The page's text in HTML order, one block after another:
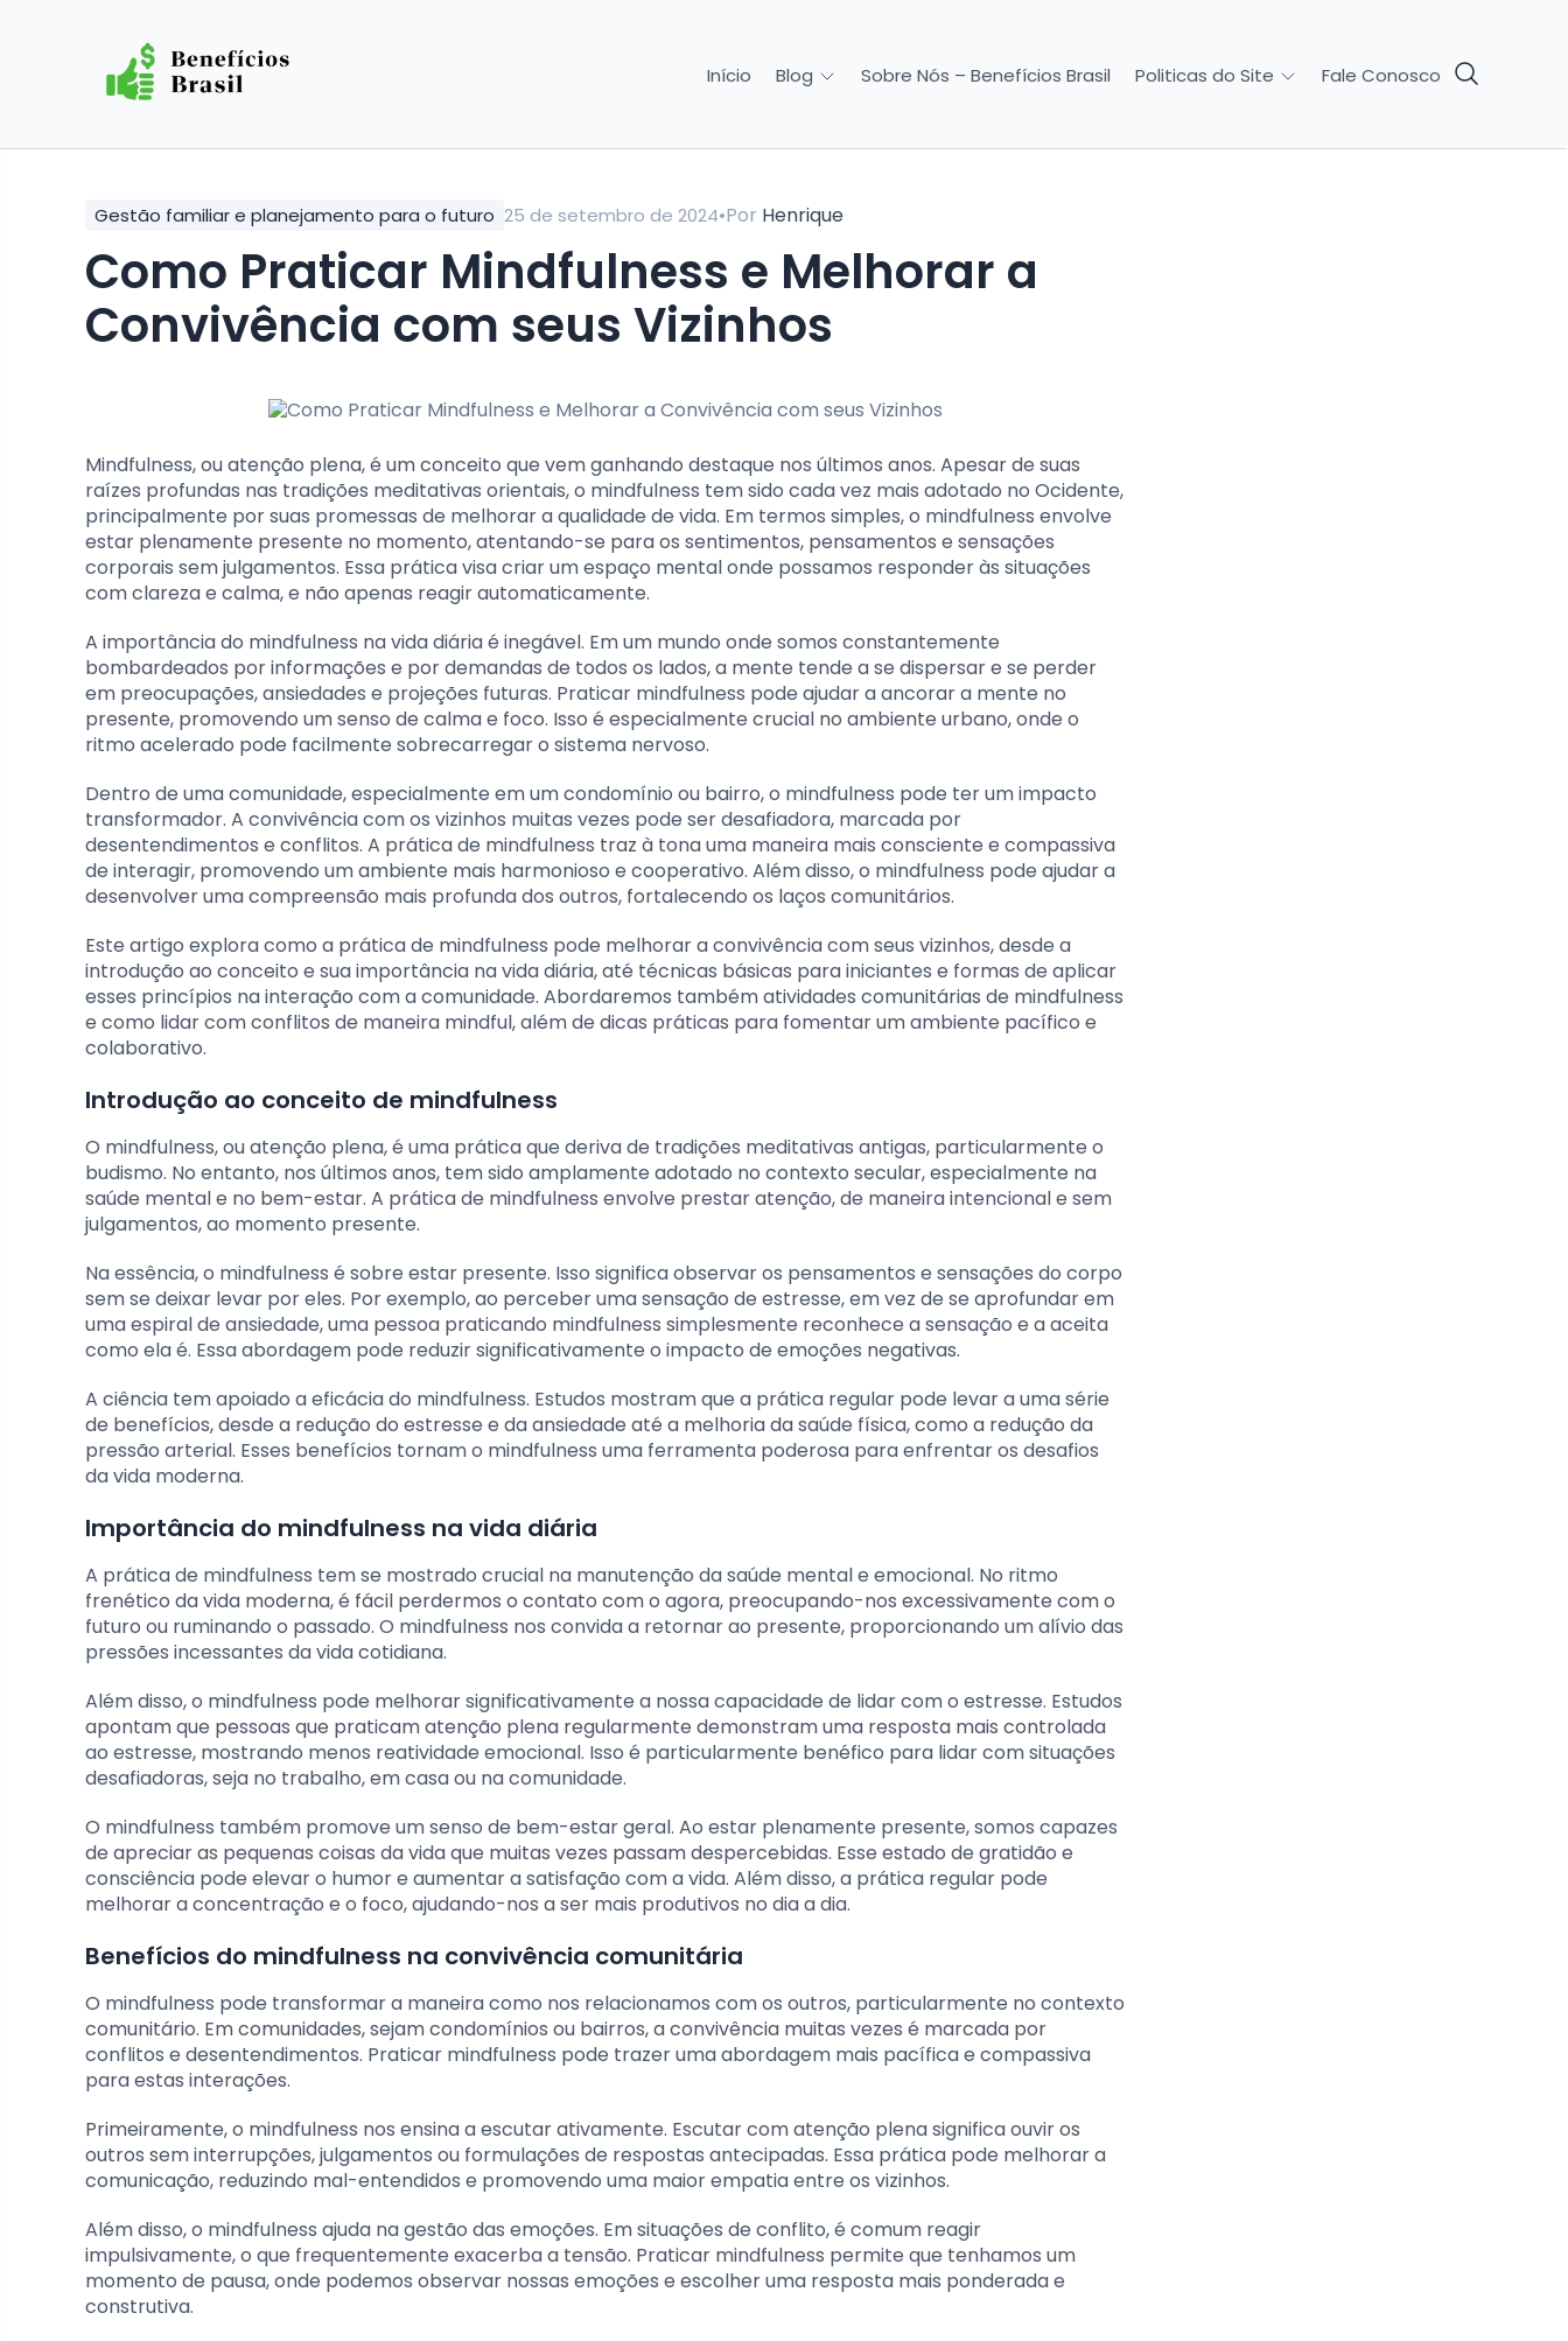
Início Blog Sobre Nós – Benefícios Brasil Politicas do Site Fale Conosco
Gestão familiar e planejamento para o futuro 25 de setembro de 2024•Por Henrique
Como Praticar Mindfulness e Melhorar a
Convivência com seus Vizinhos
Mindfulness, ou atenção plena, é um conceito que vem ganhando destaque nos últimos anos. Apesar de suas
raízes profundas nas tradições meditativas orientais, o mindfulness tem sido cada vez mais adotado no Ocidente,
principalmente por suas promessas de melhorar a qualidade de vida. Em termos simples, o mindfulness envolve
estar plenamente presente no momento, atentando-se para os sentimentos, pensamentos e sensações
corporais sem julgamentos. Essa prática visa criar um espaço mental onde possamos responder às situações
com clareza e calma, e não apenas reagir automaticamente.
A importância do mindfulness na vida diária é inegável. Em um mundo onde somos constantemente
bombardeados por informações e por demandas de todos os lados, a mente tende a se dispersar e se perder
em preocupações, ansiedades e projeções futuras. Praticar mindfulness pode ajudar a ancorar a mente no
presente, promovendo um senso de calma e foco. Isso é especialmente crucial no ambiente urbano, onde o
ritmo acelerado pode facilmente sobrecarregar o sistema nervoso.
Dentro de uma comunidade, especialmente em um condomínio ou bairro, o mindfulness pode ter um impacto
transformador. A convivência com os vizinhos muitas vezes pode ser desafiadora, marcada por
desentendimentos e conflitos. A prática de mindfulness traz à tona uma maneira mais consciente e compassiva
de interagir, promovendo um ambiente mais harmonioso e cooperativo. Além disso, o mindfulness pode ajudar a
desenvolver uma compreensão mais profunda dos outros, fortalecendo os laços comunitários.
Este artigo explora como a prática de mindfulness pode melhorar a convivência com seus vizinhos, desde a
introdução ao conceito e sua importância na vida diária, até técnicas básicas para iniciantes e formas de aplicar
esses princípios na interação com a comunidade. Abordaremos também atividades comunitárias de mindfulness
e como lidar com conflitos de maneira mindful, além de dicas práticas para fomentar um ambiente pacífico e
colaborativo.
Introdução ao conceito de mindfulness
O mindfulness, ou atenção plena, é uma prática que deriva de tradições meditativas antigas, particularmente o
budismo. No entanto, nos últimos anos, tem sido amplamente adotado no contexto secular, especialmente na
saúde mental e no bem-estar. A prática de mindfulness envolve prestar atenção, de maneira intencional e sem
julgamentos, ao momento presente.
Na essência, o mindfulness é sobre estar presente. Isso significa observar os pensamentos e sensações do corpo
sem se deixar levar por eles. Por exemplo, ao perceber uma sensação de estresse, em vez de se aprofundar em
uma espiral de ansiedade, uma pessoa praticando mindfulness simplesmente reconhece a sensação e a aceita
como ela é. Essa abordagem pode reduzir significativamente o impacto de emoções negativas.
A ciência tem apoiado a eficácia do mindfulness. Estudos mostram que a prática regular pode levar a uma série
de benefícios, desde a redução do estresse e da ansiedade até a melhoria da saúde física, como a redução da
pressão arterial. Esses benefícios tornam o mindfulness uma ferramenta poderosa para enfrentar os desafios
da vida moderna.
Importância do mindfulness na vida diária
A prática de mindfulness tem se mostrado crucial na manutenção da saúde mental e emocional. No ritmo
frenético da vida moderna, é fácil perdermos o contato com o agora, preocupando-nos excessivamente com o
futuro ou ruminando o passado. O mindfulness nos convida a retornar ao presente, proporcionando um alívio das
pressões incessantes da vida cotidiana.
Além disso, o mindfulness pode melhorar significativamente a nossa capacidade de lidar com o estresse. Estudos
apontam que pessoas que praticam atenção plena regularmente demonstram uma resposta mais controlada
ao estresse, mostrando menos reatividade emocional. Isso é particularmente benéfico para lidar com situações
desafiadoras, seja no trabalho, em casa ou na comunidade.
O mindfulness também promove um senso de bem-estar geral. Ao estar plenamente presente, somos capazes
de apreciar as pequenas coisas da vida que muitas vezes passam despercebidas. Esse estado de gratidão e
consciência pode elevar o humor e aumentar a satisfação com a vida. Além disso, a prática regular pode
melhorar a concentração e o foco, ajudando-nos a ser mais produtivos no dia a dia.
Benefícios do mindfulness na convivência comunitária
O mindfulness pode transformar a maneira como nos relacionamos com os outros, particularmente no contexto
comunitário. Em comunidades, sejam condomínios ou bairros, a convivência muitas vezes é marcada por
conflitos e desentendimentos. Praticar mindfulness pode trazer uma abordagem mais pacífica e compassiva
para estas interações.
Primeiramente, o mindfulness nos ensina a escutar ativamente. Escutar com atenção plena significa ouvir os
outros sem interrupções, julgamentos ou formulações de respostas antecipadas. Essa prática pode melhorar a
comunicação, reduzindo mal-entendidos e promovendo uma maior empatia entre os vizinhos.
Além disso, o mindfulness ajuda na gestão das emoções. Em situações de conflito, é comum reagir
impulsivamente, o que frequentemente exacerba a tensão. Praticar mindfulness permite que tenhamos um
momento de pausa, onde podemos observar nossas emoções e escolher uma resposta mais ponderada e
construtiva.